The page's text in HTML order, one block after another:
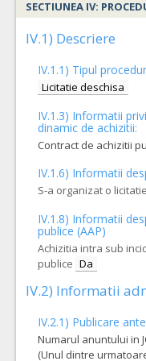
VALOAREA ESTIMATA
TVA:
733.764,11
SECTIUNEA IV:
IV.1) Descriere
IV.1.1) Tipul
Licitatie deschisa
IV.1.3) Informatii
dinamic de achizitii:
Contract de achizitii
IV.1.6) Informatii
S-a organizat o
IV.1.8) Informatii
publice (AAP)
Achizitia intra sub
publice Da
IV.2) Informatii
IV.2.1) Publicare
Numarul anuntului in
(Unul dintre